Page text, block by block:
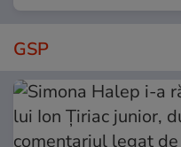
GSP